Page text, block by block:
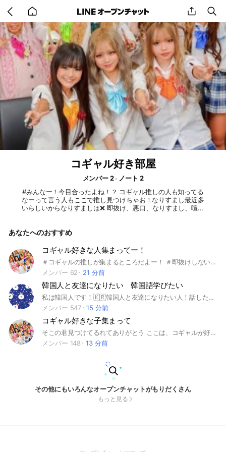
back
to
home
share
コギャル好き部屋
メンバー 2
ノート 2
#みんなー！今目合ったよね！？ コギャル推しの人も知ってる
なーって言う人もここで推し見つけちゃお！なりすまし最近多
いらしいからなりすましは❌ 即抜け、悪口、なりすまし、喧嘩
あなたへのおすすめ
コギャル好きな人集まってー！
＃コギャルの推しが集まるところだよー！ ＃即抜けしないでね！抜けるときは理由言ってくれると嬉しいな！ ＃荒らしや喧嘩はだめだよー！ ＃みんなで仲良く話そーね！
メンバー 62
21 分前
韓国人と友達になりたい 韓国語学びたい
私は韓国人です！🇰🇷韓国人と友達になりたい人！話したい人！韓国語学びたい人！ ぜひ！ #韓国 #韓国人 ＃友達 #韓国語 #交流 #韓国日本 #雑談 #話 #恋愛
メンバー 547
15 分前
コギャル好きな子集まって
そこの君見つけてるれてありがとう ここは、コギャルが好きな子が 集まる場所だよ‼️ ルール 喧嘩❌下ネタ❌なりすまし❌ アイコンは、コギャル関係にしてね
メンバー 148
13 分前
その他にもいろんなオープンチャットがもりだくさん
もっと見る